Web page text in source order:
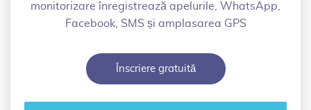
monitorizare înregistrează apelurile, WhatsApp,
Facebook, SMS și amplasarea GPS
Înscriere gratuită